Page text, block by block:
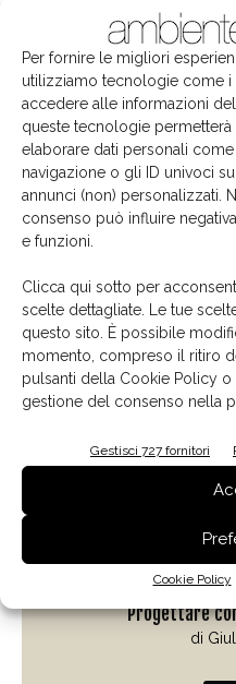
Per fornire le migliori
utilizziamo tecnologie come
accedere alle informazioni
queste tecnologie permetterà
elaborare dati personali
navigazione o gli ID univoci
annunci (non) personalizzati.
consenso può influire
e funzioni.
Clicca qui sotto per
scelte dettagliate. Le tue
questo sito. È possibile
momento, compreso il ritiro
pulsanti della Cookie Policy
gestione del consenso nella
Gestisci 727 fornitori
Cookie Policy
Il libro del mese
Progettare
di